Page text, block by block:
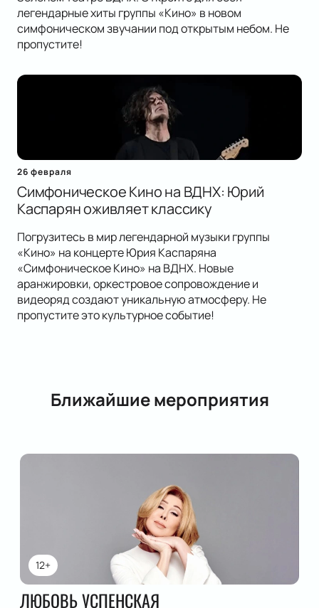
легендарные хиты группы «Кино» в новом
симфоническом звучании под открытым небом. Не
пропустите!
26 февраля
Симфоническое Кино на ВДНХ: Юрий
Каспарян оживляет классику
Погрузитесь в мир легендарной музыки группы
«Кино» на концерте Юрия Каспаряна
«Симфоническое Кино» на ВДНХ. Новые
аранжировки, оркестровое сопровождение и
видеоряд создают уникальную атмосферу. Не
пропустите это культурное событие!
Ближайшие мероприятия
12+
ЛЮБОВЬ УСПЕНСКАЯ